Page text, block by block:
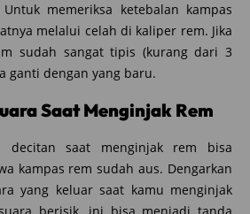
memeriksa ketebalan kampas
melalui celah di kaliper rem. Jika
sudah sangat tipis (kurang dari 3
ganti dengan yang baru.
Saat Menginjak Rem
decitan saat menginjak rem bisa
kampas rem sudah aus. Dengarkan
yang keluar saat kamu menginjak